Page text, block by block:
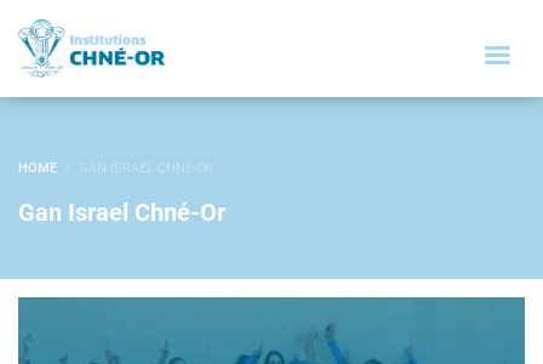
HOME GAN ISRAEL CHNÉ-OR
Gan Israel Chné-Or